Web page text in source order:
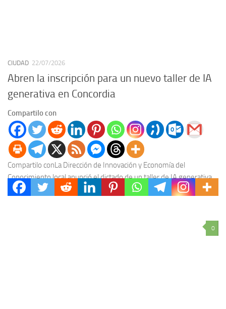
CIUDAD 22/07/2026
Abren la inscripción para un nuevo taller de IA
generativa en Concordia
Compartilo con
Compartilo conLa Dirección de Innovación y Economía del
Conocimiento local anunció el dictado de un taller de IA generativa
en Concordia, una propuesta gratuita que...
0